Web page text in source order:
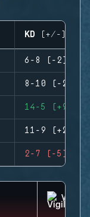
KD (+/-)
6-8 (-2)
8-10 (-2)
14-5 (+9)
11-9 (+2)
2-7 (-5)
VIGIL